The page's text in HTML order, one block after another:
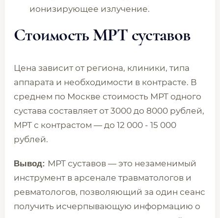
ионизирующее излучение.
Стоимость МРТ суставов
Цена зависит от региона, клиники, типа
аппарата и необходимости в контрасте. В
среднем по Москве стоимость МРТ одного
сустава составляет от 3000 до 8000 рублей,
МРТ с контрастом — до 12 000 - 15 000
рублей.
Вывод: МРТ суставов — это незаменимый
инструмент в арсенале травматологов и
ревматологов, позволяющий за один сеанс
получить исчерпывающую информацию о